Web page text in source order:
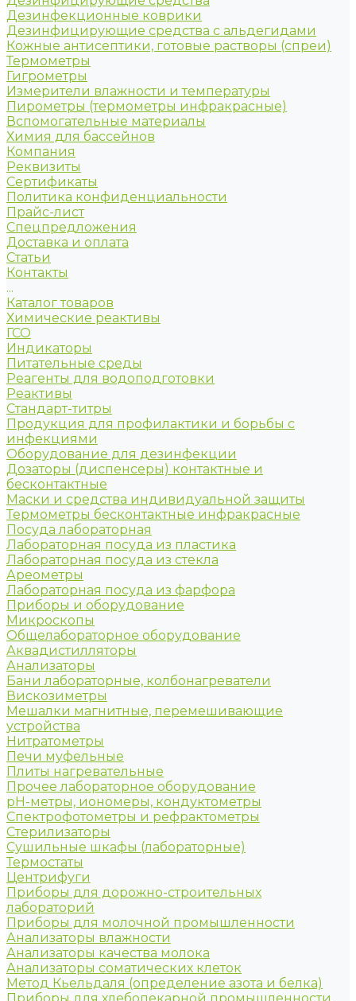
Дезинфекционные коврики
Дезинфицирующие средства с альдегидами
Кожные антисептики, готовые растворы (спреи)
Термометры
Гигрометры
Измерители влажности и температуры
Пирометры (термометры инфракрасные)
Вспомогательные материалы
Химия для бассейнов
Компания
Реквизиты
Сертификаты
Политика конфиденциальности
Прайс-лист
Спецпредложения
Доставка и оплата
Статьи
Контакты
...
Каталог товаров
Химические реактивы
ГСО
Индикаторы
Питательные среды
Реагенты для водоподготовки
Реактивы
Стандарт-титры
Продукция для профилактики и борьбы с
инфекциями
Оборудование для дезинфекции
Дозаторы (диспенсеры) контактные и
бесконтактные
Маски и средства индивидуальной защиты
Термометры бесконтактные инфракрасные
Посуда лабораторная
Лабораторная посуда из пластика
Лабораторная посуда из стекла
Ареометры
Лабораторная посуда из фарфора
Приборы и оборудование
Микроскопы
Общелабораторное оборудование
Аквадистилляторы
Анализаторы
Бани лабораторные, колбонагреватели
Вискозиметры
Мешалки магнитные, перемешивающие
устройства
Нитратометры
Печи муфельные
Плиты нагревательные
Прочее лабораторное оборудование
рН-метры, иономеры, кондуктометры
Спектрофотометры и рефрактометры
Стерилизаторы
Сушильные шкафы (лабораторные)
Термостаты
Центрифуги
Приборы для дорожно-строительных
лабораторий
Приборы для молочной промышленности
Анализаторы влажности
Анализаторы качества молока
Анализаторы соматических клеток
Метод Кьельдаля (определение азота и белка)